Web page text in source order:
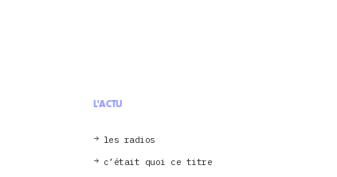
L'ACTU
les radios
c’était quoi ce titre